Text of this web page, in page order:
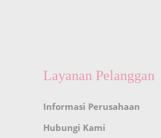
Layanan Pelanggan
Informasi Perusahaan
Hubungi Kami